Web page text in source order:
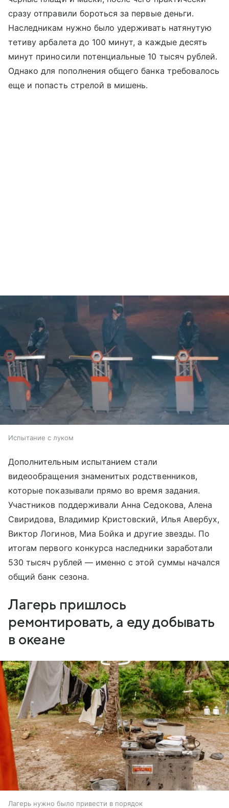
сразу отправили бороться за первые деньги.
Наследникам нужно было удерживать натянутую
тетиву арбалета до 100 минут, а каждые десять
минут приносили потенциальные 10 тысяч рублей.
Однако для пополнения общего банка требовалось
еще и попасть стрелой в мишень.
Испытание с луком
Дополнительным испытанием стали
видеообращения знаменитых родственников,
которые показывали прямо во время задания.
Участников поддерживали Анна Седокова, Алена
Свиридова, Владимир Кристовский, Илья Авербух,
Виктор Логинов, Миа Бойка и другие звезды. По
итогам первого конкурса наследники заработали
530 тысяч рублей — именно с этой суммы начался
общий банк сезона.
Лагерь пришлось
ремонтировать, а еду добывать
в океане
Лагерь нужно было привести в порядок